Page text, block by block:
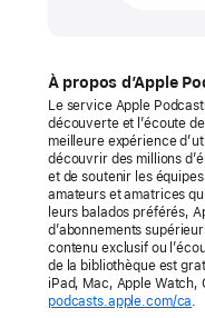
décerne
le
titre
d’émission
de
l’année
à
The
Rest
À propos d’Apple
Le service Apple
découverte et l’écoute
meilleure expérience
découvrir des millions
et de soutenir les
amateurs et amatrices
leurs balados préférés,
d’abonnements
contenu exclusif ou
de la bibliothèque est
iPad, Mac, Apple Watch,
podcasts.apple.com/ca.